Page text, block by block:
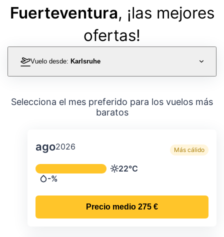
Fuerteventura, ¡las mejores
ofertas!
Vuelo desde: Karlsruhe
Selecciona el mes preferido para los vuelos más
baratos
ago2026 Más cálido
Temperatura y precipitación media
Temperatura
22°C
Precipitación
-%
Precio medio 275 €